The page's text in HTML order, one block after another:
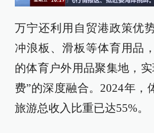
万宁还利用自贸港政策优
冲浪板、滑板等体育用品
的体育户外用品聚集地，
费”的深度融合。2024年，
旅游总收入比重已达55%。